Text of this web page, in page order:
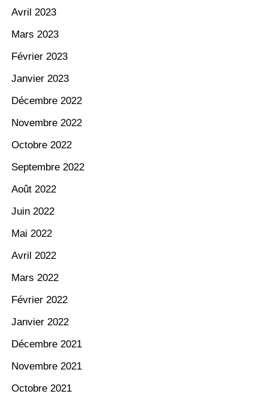
Avril 2023
Mars 2023
Février 2023
Janvier 2023
Décembre 2022
Novembre 2022
Octobre 2022
Septembre 2022
Août 2022
Juin 2022
Mai 2022
Avril 2022
Mars 2022
Février 2022
Janvier 2022
Décembre 2021
Novembre 2021
Octobre 2021